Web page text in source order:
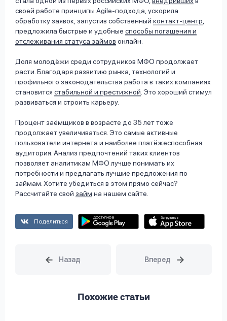
своей работе принципы Agile-подхода, ускорила
обработку заявок, запустив собственный контакт-центр,
предложила быстрые и удобные способы погашения и
отслеживания статуса займов онлайн.
Доля молодёжи среди сотрудников МФО продолжает
расти. Благодаря развитию рынка, технологий и
профильного законодательства работа в таких компаниях
становится стабильной и престижной. Это хороший стимул
развиваться и строить карьеру.
Процент заёмщиков в возрасте до 35 лет тоже
продолжает увеличиваться. Это самые активные
пользователи интернета и наиболее платёжеспособная
аудитория. Анализ предпочтений таких клиентов
позволяет аналитикам МФО лучше понимать их
потребности и предлагать лучшие предложения по
займам. Хотите убедиться в этом прямо сейчас?
Рассчитайте свой займ на нашем сайте.
Поделиться
Похожие статьи